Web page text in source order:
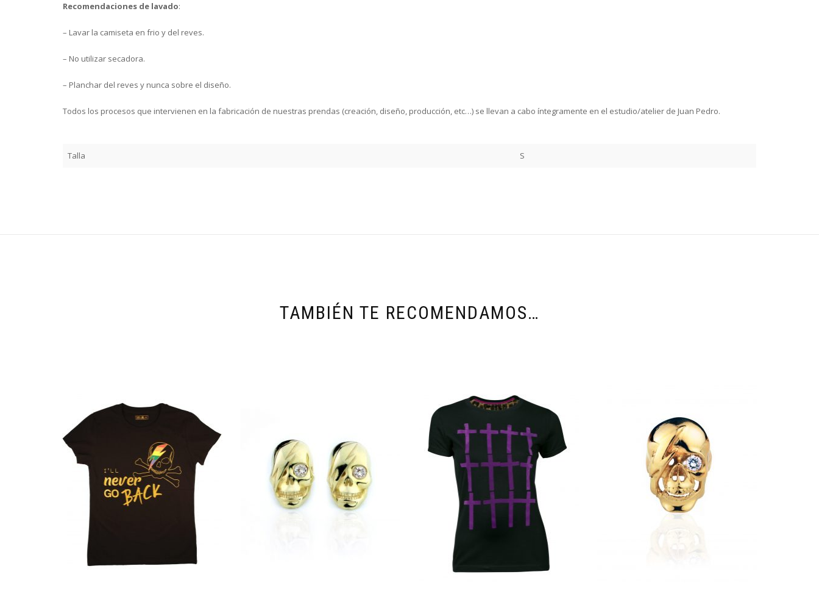
Recomendaciones de lavado:
– Lavar la camiseta en frio y del reves.
– No utilizar secadora.
– Planchar del reves y nunca sobre el diseño.
Todos los procesos que intervienen en la fabricación de nuestras prendas (creación, diseño, producción, etc…) se llevan a cabo íntegramente en el estudio/atelier de Juan Pedro.
Talla S
TAMBIÉN TE RECOMENDAMOS…